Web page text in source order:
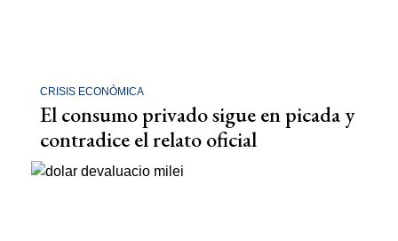
CRISIS ECONÓMICA
El consumo privado sigue en picada y
contradice el relato oficial